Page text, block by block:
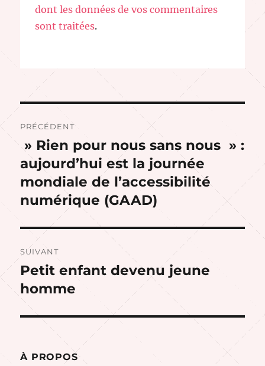
dont les données de vos commentaires
sont traitées.
de
l’article
PRÉCÉDENT
Publication
précédente :
» Rien pour nous sans nous » :
aujourd’hui est la journée
mondiale de l’accessibilité
numérique (GAAD)
SUIVANT
Publication
suivante :
Petit enfant devenu jeune
homme
À PROPOS